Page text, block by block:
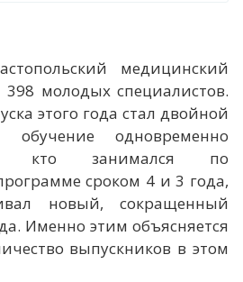
медицинский
молодых специалистов.
этого года стал двойной
обучение одновременно
кто занимался по
сроком 4 и 3 года,
новый, сокращенный
Именно этим объясняется
выпускников в этом